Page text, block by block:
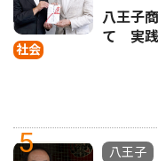
社会
八王子
て 実践
5
八王子